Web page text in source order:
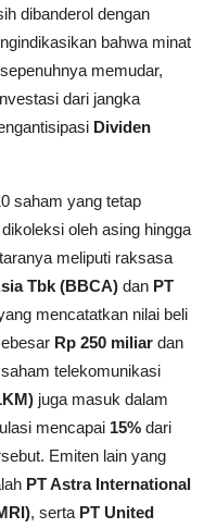
dibanderol dengan
bahwa minat
memudar,
dari jangka
Dividen
saham yang tetap
oleh asing hingga
meliputi raksasa
Tbk (BBCA) dan PT
mencatatkan nilai beli
Rp 250 miliar dan
telekomunikasi
juga masuk dalam
mencapai 15% dari
Emiten lain yang
PT Astra International
, serta PT United